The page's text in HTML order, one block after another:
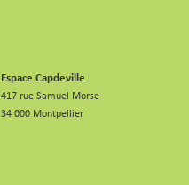
Espace Capdeville
417 rue Samuel Morse
34 000 Montpellier